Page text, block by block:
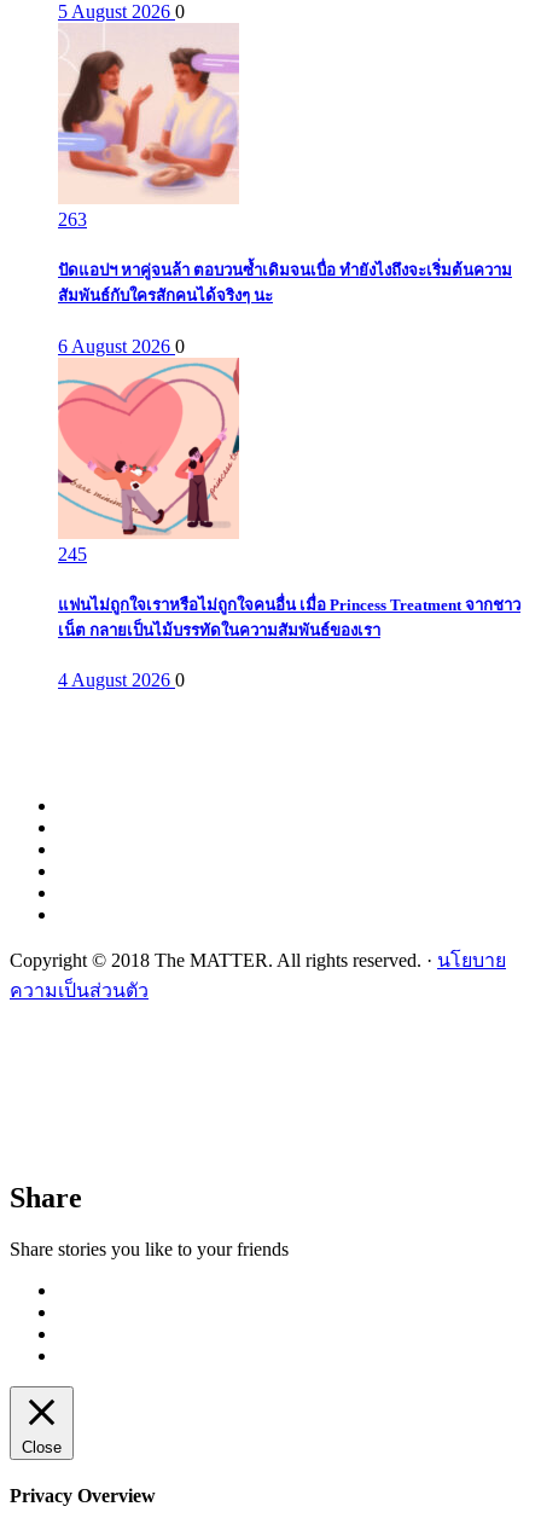
5 August 2026 0
263
ปัดแอปฯ หาคู่จนล้า ตอบวนซ้ำเดิมจนเบื่อ ทำยังไงถึงจะเริ่มต้นความ
สัมพันธ์กับใครสักคนได้จริงๆ นะ
6 August 2026 0
245
แฟนไม่ถูกใจเราหรือไม่ถูกใจคนอื่น เมื่อ Princess Treatment จากชาว
เน็ต กลายเป็นไม้บรรทัดในความสัมพันธ์ของเรา
4 August 2026 0
Copyright © 2018 The MATTER. All rights reserved. · นโยบาย
ความเป็นส่วนตัว
Share
Share stories you like to your friends
Close
Privacy Overview